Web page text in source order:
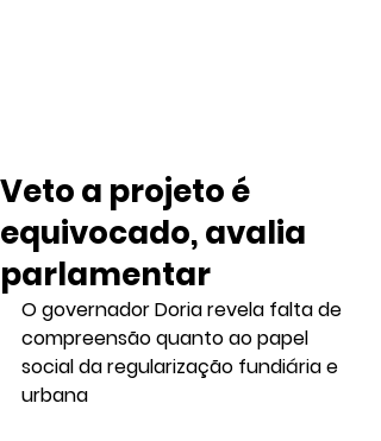
Veto a projeto é
equivocado, avalia
parlamentar
O governador Doria revela falta de
compreensão quanto ao papel
social da regularização fundiária e
urbana